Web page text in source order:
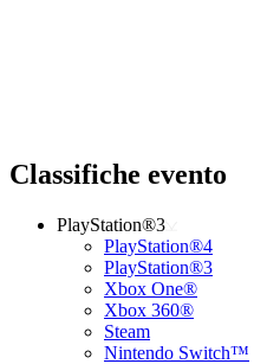
Classifiche evento
PlayStation®3
PlayStation®4
PlayStation®3
Xbox One®
Xbox 360®
Steam
Nintendo Switch™